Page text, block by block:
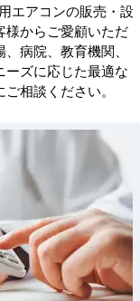
エアコンの販売・設
様からご愛顧いただ
病院、教育機関、
ズに応じた最適な
相談ください。